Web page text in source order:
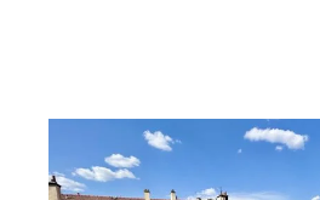
ST ETIENNE 42
107 m2, 4 pièces